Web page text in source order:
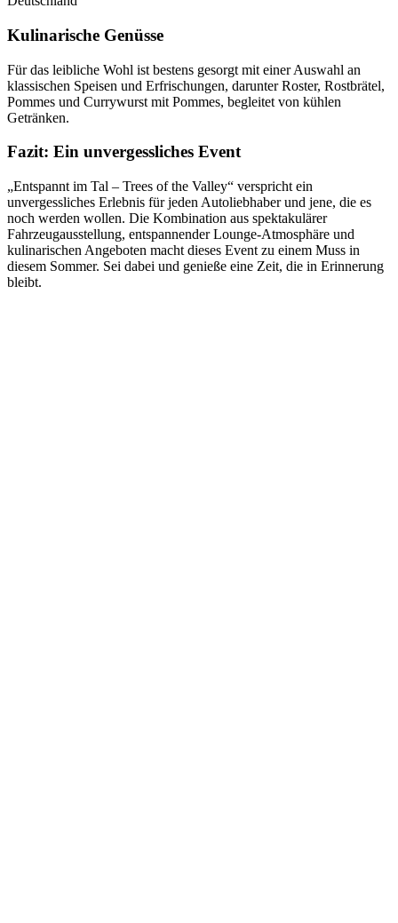
Kulinarische Genüsse
Für das leibliche Wohl ist bestens gesorgt mit einer Auswahl an
klassischen Speisen und Erfrischungen, darunter Roster, Rostbrätel,
Pommes und Currywurst mit Pommes, begleitet von kühlen
Getränken.
Fazit: Ein unvergessliches Event
„Entspannt im Tal – Trees of the Valley“ verspricht ein
unvergessliches Erlebnis für jeden Autoliebhaber und jene, die es
noch werden wollen. Die Kombination aus spektakulärer
Fahrzeugausstellung, entspannender Lounge-Atmosphäre und
kulinarischen Angeboten macht dieses Event zu einem Muss in
diesem Sommer. Sei dabei und genieße eine Zeit, die in Erinnerung
bleibt.